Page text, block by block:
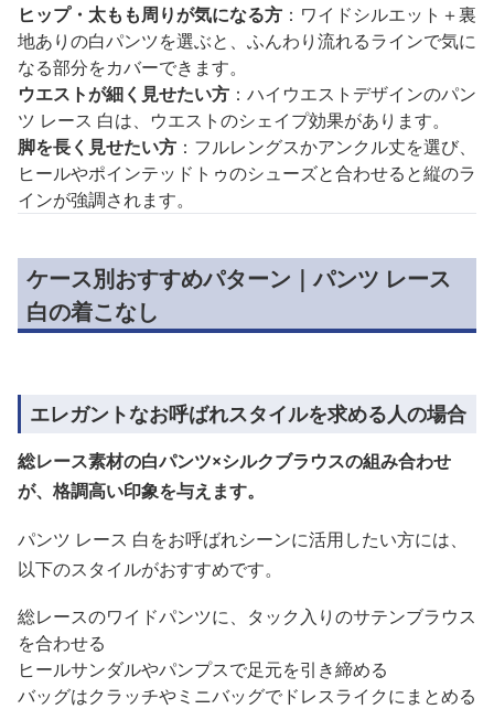
ヒップ・太もも周りが気になる方 ：ワイドシルエット＋裏
地ありの白パンツを選ぶと、ふんわり流れるラインで気に
なる部分をカバーできます。
ウエストが細く見せたい方 ：ハイウエストデザインのパン
ツ レース 白は、ウエストのシェイプ効果があります。
脚を長く見せたい方 ：フルレングスかアンクル丈を選び、
ヒールやポインテッドトゥのシューズと合わせると縦のラ
インが強調されます。
ケース別おすすめパターン｜パンツ レース
白の着こなし
エレガントなお呼ばれスタイルを求める人の場合
総レース素材の白パンツ×シルクブラウスの組み合わせ
が、格調高い印象を与えます。
パンツ レース 白をお呼ばれシーンに活用したい方には、
以下のスタイルがおすすめです。
総レースのワイドパンツに、タック入りのサテンブラウス
を合わせる
ヒールサンダルやパンプスで足元を引き締める
バッグはクラッチやミニバッグでドレスライクにまとめる